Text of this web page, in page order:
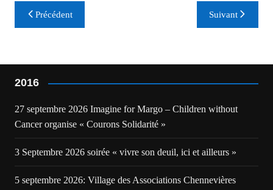
Navigation
de
Précédent Suivant
2016
27 septembre 2026 Imagine for Margo – Children without
Cancer organise « Courons Solidarité »
3 Septembre 2026 soirée « vivre son deuil, ici et ailleurs »
5 septembre 2026: Village des Associations Chennevières